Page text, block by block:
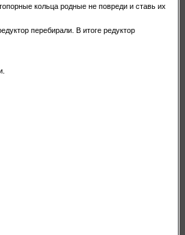
кольца родные не повреди и ставь их
перебирали. В итоге редуктор